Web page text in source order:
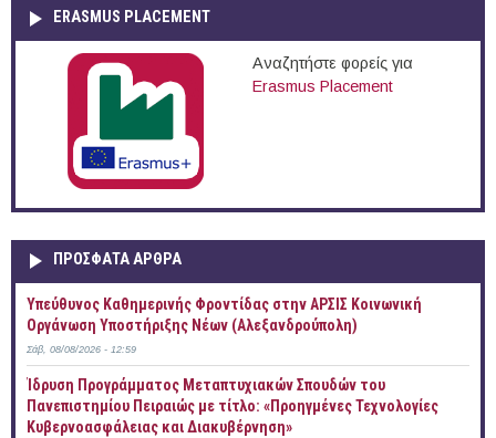
ERASMUS PLACEMENT
Αναζητήστε φορείς για
Erasmus Placement
ΠΡOΣΦΑΤΑ AΡΘΡΑ
Yπεύθυνος Καθημερινής Φροντίδας στην ΑΡΣΙΣ Κοινωνική
Οργάνωση Υποστήριξης Νέων (Αλεξανδρούπολη)
Σάβ, 08/08/2026 - 12:59
Ίδρυση Προγράμματος Μεταπτυχιακών Σπουδών του
Πανεπιστημίου Πειραιώς με τίτλο: «Προηγμένες Τεχνολογίες
Κυβερνοασφάλειας και Διακυβέρνηση»